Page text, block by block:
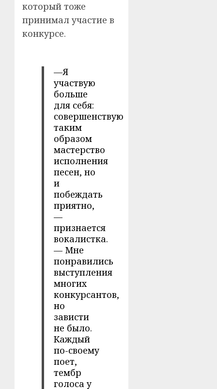
который тоже
принимал участие в
конкурсе.
—Я
участвую
больше
для себя:
совершенствую
таким
образом
мастерство
исполнения
песен, но
и
побеждать
приятно,
—
признается
вокалистка.
— Мне
понравились
выступления
многих
конкурсантов,
но
зависти
не было.
Каждый
по-своему
поет,
тембр
голоса у